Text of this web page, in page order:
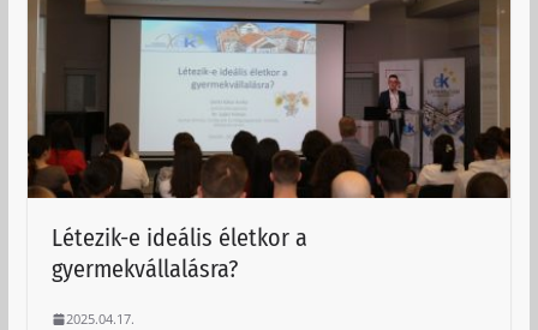
Létezik-e ideális életkor a
gyermekvállalásra?
2025.04.17.